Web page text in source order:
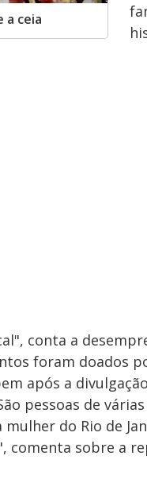
a ceia
conta a
foram doados
após a
pessoas de
do Rio de
comenta sobre a